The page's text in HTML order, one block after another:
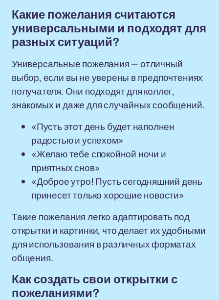
Какие пожелания считаются
универсальными и подходят для
разных ситуаций?
Универсальные пожелания — отличный
выбор, если вы не уверены в предпочтениях
получателя. Они подходят для коллег,
знакомых и даже для случайных сообщений.
«Пусть этот день будет наполнен
радостью и успехом»
«Желаю тебе спокойной ночи и
приятных снов»
«Доброе утро! Пусть сегодняшний день
принесет только хорошие новости»
Такие пожелания легко адаптировать под
открытки и картинки, что делает их удобными
для использования в различных форматах
общения.
Как создать свои открытки с
пожеланиями?